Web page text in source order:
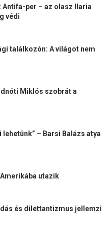
per – az olasz Ilaria
védi
találkozón: A világot nem
Miklós szobrát a
– Barsi Balázs atya
utazik
és dilettantizmus jellemzi